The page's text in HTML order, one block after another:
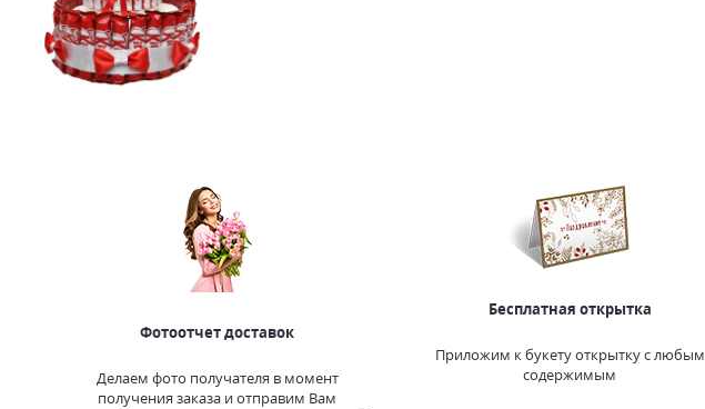
Фотоотчет доставок
Делаем фото получателя в момент
получения заказа и отправим Вам
Бесплатная открытка
Приложим к букету открытку с любым
содержимым